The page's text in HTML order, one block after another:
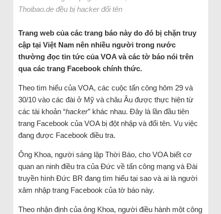
Thoibao.de đều bị hacker đổi tên
Trang web của các trang báo này do đó bị chặn truy
cập tại Việt Nam nên nhiều người trong nước
thường đọc tin tức của VOA và các tờ báo nói trên
qua các trang Facebook chính thức.
Theo tìm hiểu của VOA, các cuộc tấn công hôm 29 và
30/10 vào các đài ở Mỹ và châu Âu được thực hiện từ
các tài khoản “hacker” khác nhau. Đây là lần đầu tiên
trang Facebook của VOA bị đột nhập và đổi tên. Vụ việc
đang được Facebook điều tra.
Ông Khoa, người sáng lập Thời Báo, cho VOA biết cơ
quan an ninh điều tra của Đức về tấn công mạng và Đài
truyền hình Đức BR đang tìm hiểu tại sao và ai là người
xâm nhập trang Facebook của tờ báo này.
Theo nhận định của ông Khoa, người điều hành một công